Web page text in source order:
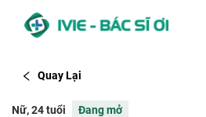
Quay Lại
Nữ, 24 tuổi Đang mở